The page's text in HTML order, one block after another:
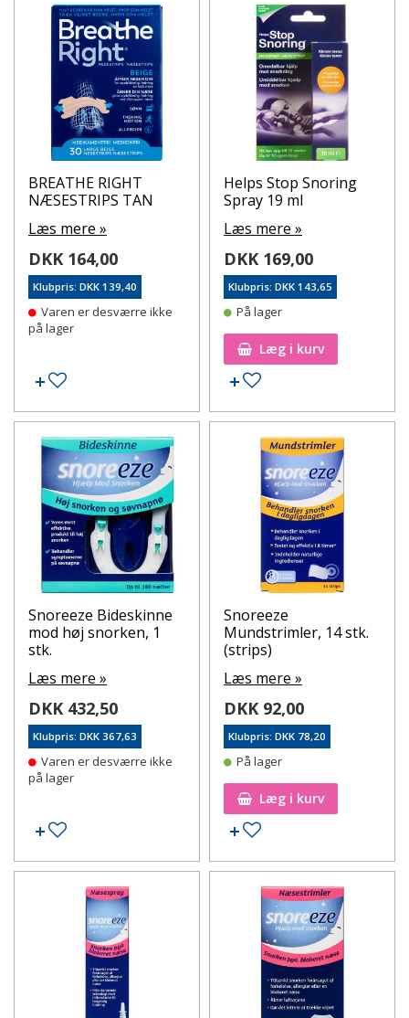
BREATHE RIGHT
NÆSESTRIPS TAN
Læs mere »
DKK 164,00
Klubpris: DKK 139,40
Varen er desværre ikke
på lager
Tilføj til ønskeseddel
Helps Stop Snoring
Spray 19 ml
Læs mere »
DKK 169,00
Klubpris: DKK 143,65
På lager
Læg i kurv
Tilføj til ønskeseddel
Snoreeze Bideskinne
mod høj snorken, 1
stk.
Læs mere »
DKK 432,50
Klubpris: DKK 367,63
Varen er desværre ikke
på lager
Tilføj til ønskeseddel
Snoreeze
Mundstrimler, 14 stk.
(strips)
Læs mere »
DKK 92,00
Klubpris: DKK 78,20
På lager
Læg i kurv
Tilføj til ønskeseddel